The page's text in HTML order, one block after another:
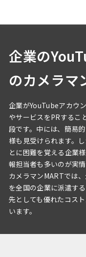
企業の
のカメラマ
企業がYouTubeアカウ
やサービスをPRするこ
段です。中には、簡易
様も見受けられます。
とに困難を覚える企業
報担当者も多いのが実情
カメラマンMARTでは
を全国の企業に派遣す
先としても優れたコス
います。